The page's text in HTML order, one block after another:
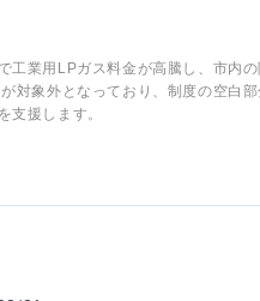
工業用LPガス料金が高騰し、市内
対象外となっており、制度の空白
支援します。